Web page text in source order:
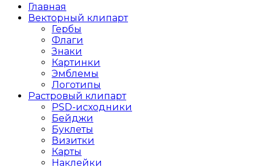
Главная
Векторный клипарт
Гербы
Флаги
Знаки
Картинки
Эмблемы
Логотипы
Растровый клипарт
PSD-исходники
Бейджи
Буклеты
Визитки
Карты
Наклейки